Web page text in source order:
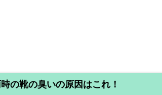
の靴の臭いの原因はこれ！